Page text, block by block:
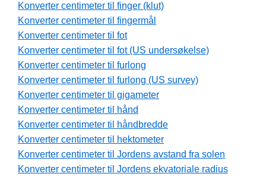
Konverter centimeter til finger (klut)
Konverter centimeter til fingermål
Konverter centimeter til fot
Konverter centimeter til fot (US undersøkelse)
Konverter centimeter til furlong
Konverter centimeter til furlong (US survey)
Konverter centimeter til gigameter
Konverter centimeter til hånd
Konverter centimeter til håndbredde
Konverter centimeter til hektometer
Konverter centimeter til Jordens avstand fra solen
Konverter centimeter til Jordens ekvatoriale radius